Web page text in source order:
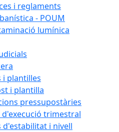
i reglaments
- POUM
lumínica
i plantilles
i plantilla
pressupostàries
trimestral
d'estabilitat i nivell